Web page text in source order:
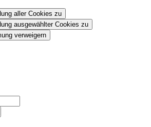
aller Cookies zu
ausgewählter Cookies zu
verweigern